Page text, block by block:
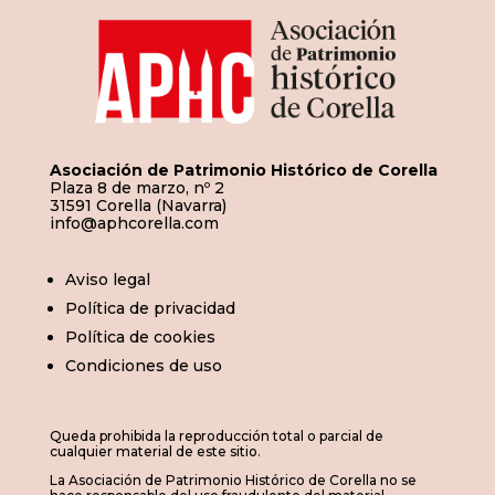
Asociación de Patrimonio Histórico de Corella
Plaza 8 de marzo, nº 2
31591 Corella (Navarra)
info@aphcorella.com
Aviso legal
Política de privacidad
Política de cookies
Condiciones de uso
Queda prohibida la reproducción total o parcial de
cualquier material de este sitio.
La Asociación de Patrimonio Histórico de Corella no se